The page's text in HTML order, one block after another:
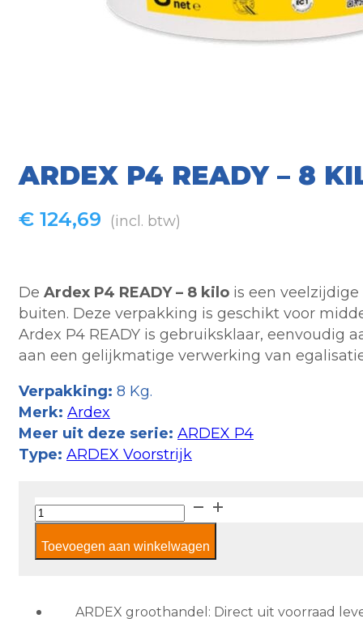
ARDEX P4 READY – 8
€ 124,69 (incl. btw)
De Ardex P4 READY – 8 kilo is een
buiten. Deze verpakking is geschikt voor
Ardex P4 READY is gebruiksklaar, eenvoudig
aan een gelijkmatige verwerking van
Verpakking: 8 Kg.
Merk: Ardex
Meer uit deze serie: ARDEX P4
Type: ARDEX Voorstrijk
Ardex
P4
READY
kilo
Toevoegen aan winkelwagen
ARDEX groothandel: Direct uit voorraad